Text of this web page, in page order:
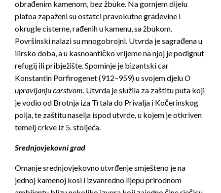
obrađenim kamenom, bez žbuke. Na gornjem dijelu
platoa zapaženi su ostatci pravokutne građevine i
okrugle cisterne, rađenih u kamenu, sa žbukom.
Površinski nalazi su mnogobrojni. Utvrda je sagrađena u
ilirsko doba, a u kasnoantičko vrijeme na njoj je podignut
refugij ili pribježište. Spominje je bizantski car
Konstantin Porfirogenet (912–959) u svojem djeluO
upravljanju carstvom. Utvrda je služila za zaštitu puta koji
je vodio od Brotnja iza Trtala do Privalja i Kočerinskog
polja, te zaštitu naselja ispod utvrde, u kojem je otkriven
temelj crkve iz 5. stoljeća.
Srednjovjekovni grad
Omanje srednjovjekovno utvrđenje smješteno je na
jednoj kamenoj kosi i izvanredno lijepu prirodnom